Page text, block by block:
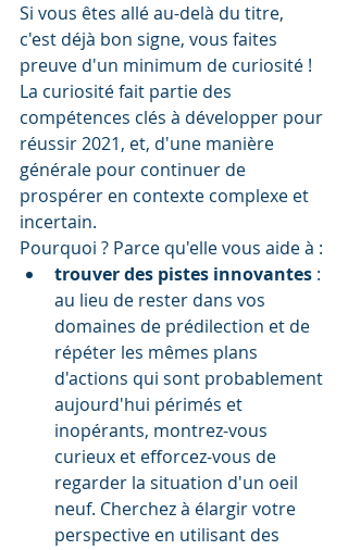
Si vous êtes allé au-delà du titre,
c'est déjà bon signe, vous faites
preuve d'un minimum de curiosité !
La curiosité fait partie des
compétences clés à développer pour
réussir 2021, et, d'une manière
générale pour continuer de
prospérer en contexte complexe et
incertain.
Pourquoi ? Parce qu'elle vous aide à :
trouver des pistes innovantes :
au lieu de rester dans vos
domaines de prédilection et de
répéter les mêmes plans
d'actions qui sont probablement
aujourd'hui périmés et
inopérants, montrez-vous
curieux et efforcez-vous de
regarder la situation d'un oeil
neuf. Cherchez à élargir votre
perspective en utilisant des